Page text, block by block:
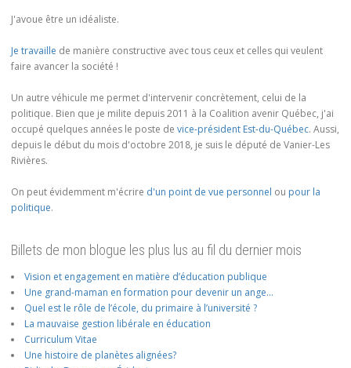
J'avoue être un idéaliste.
Je travaille de manière constructive avec tous ceux et celles qui veulent
faire avancer la société !
Un autre véhicule me permet d'intervenir concrètement, celui de la
politique. Bien que je milite depuis 2011 à la Coalition avenir Québec, j'ai
occupé quelques années le poste de vice-président Est-du-Québec. Aussi,
depuis le début du mois d'octobre 2018, je suis le député de Vanier-Les
Rivières.
On peut évidemment m'écrire d'un point de vue personnel ou pour la
politique.
Billets de mon blogue les plus lus au fil du dernier mois
Vision et engagement en matière d’éducation publique
Une grand-maman en formation pour devenir un ange…
Quel est le rôle de l’école, du primaire à l’université ?
La mauvaise gestion libérale en éducation
Curriculum Vitae
Une histoire de planètes alignées?